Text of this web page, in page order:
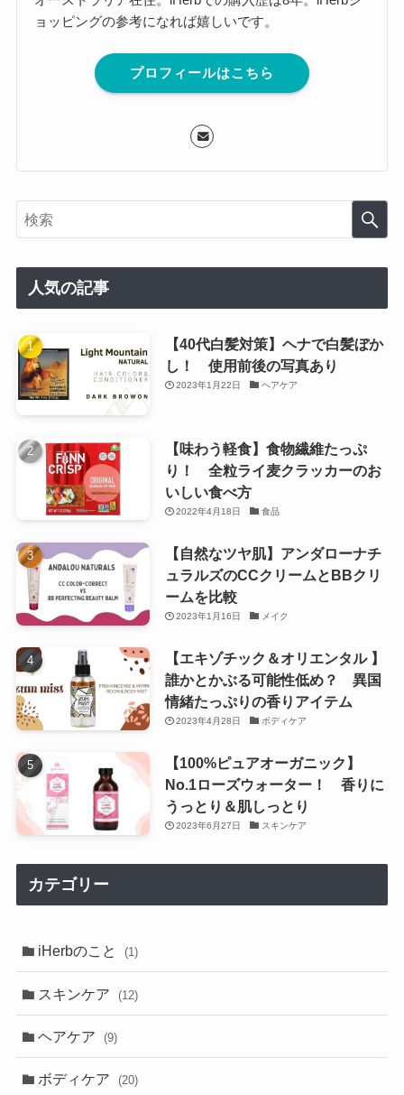
ョッピングの参考になれば嬉しいです。
プロフィールはこちら
人気の記事
【40代白髪対策】ヘナで白髪ぼか
し！ 使用前後の写真あり
2023年1月22日 ヘアケア
【味わう軽食】食物繊維たっぷ
り！ 全粒ライ麦クラッカーのお
いしい食べ方
2022年4月18日 食品
【自然なツヤ肌】アンダローナチ
ュラルズのCCクリームとBBクリ
ームを比較
2023年1月16日 メイク
【エキゾチック＆オリエンタル 】
誰かとかぶる可能性低め？ 異国
情緒たっぷりの香りアイテム
2023年4月28日 ボディケア
【100%ピュアオーガニック】
No.1ローズウォーター！ 香りに
うっとり＆肌しっとり
2023年6月27日 スキンケア
カテゴリー
iHerbのこと (1)
スキンケア (12)
ヘアケア (9)
ボディケア (20)